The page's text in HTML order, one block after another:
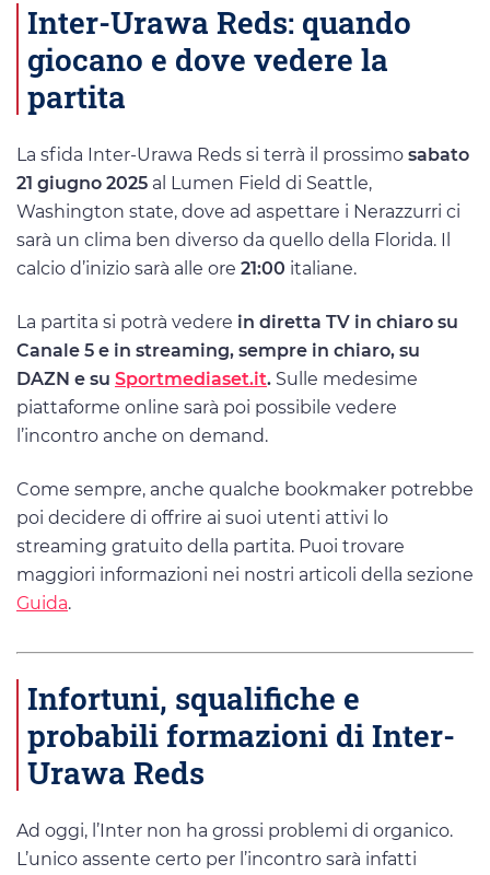
Inter-Urawa Reds: quando
giocano e dove vedere la
partita
La sfida Inter-Urawa Reds si terrà il prossimo sabato
21 giugno 2025 al Lumen Field di Seattle,
Washington state, dove ad aspettare i Nerazzurri ci
sarà un clima ben diverso da quello della Florida. Il
calcio d’inizio sarà alle ore 21:00 italiane.
La partita si potrà vedere in diretta TV in chiaro su
Canale 5 e in streaming, sempre in chiaro, su
DAZN e su Sportmediaset.it. Sulle medesime
piattaforme online sarà poi possibile vedere
l’incontro anche on demand.
Come sempre, anche qualche bookmaker potrebbe
poi decidere di offrire ai suoi utenti attivi lo
streaming gratuito della partita. Puoi trovare
maggiori informazioni nei nostri articoli della sezione
Guida.
Infortuni, squalifiche e
probabili formazioni di Inter-
Urawa Reds
Ad oggi, l’Inter non ha grossi problemi di organico.
L’unico assente certo per l’incontro sarà infatti